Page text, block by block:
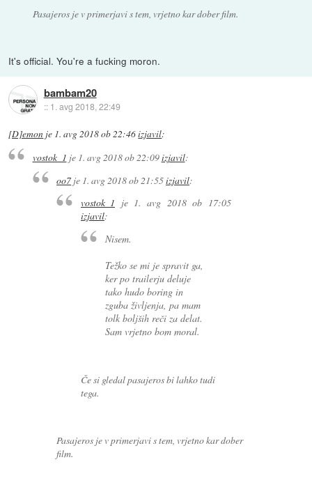
Pasajeros je v primerjavi s tem, vrjetno kar dober film.
It's official. You're a fucking moron.
bambam20
:: 1. avg 2018, 22:49
[D]emon je 1. avg 2018 ob 22:46izjavil:
vostok_1 je 1. avg 2018 ob 22:09izjavil:
oo7je 1. avg 2018 ob 21:55izjavil:
vostok_1 je 1. avg 2018 ob 17:05
izjavil:
Nisem.
Težko se mi je spravit ga,
ker po trailerju deluje
tako hudo boring in
zguba življenja, pa mam
tolk boljših reči za delat.
Sam vrjetno bom moral.
Če si gledal pasajeros bi lahko tudi
tega.
Pasajeros je v primerjavi s tem, vrjetno kar dober
film.